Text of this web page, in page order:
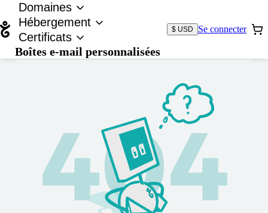
Domaines
Hébergement
Certificats
Boîtes e-mail personnalisées
$ USD Se connecter